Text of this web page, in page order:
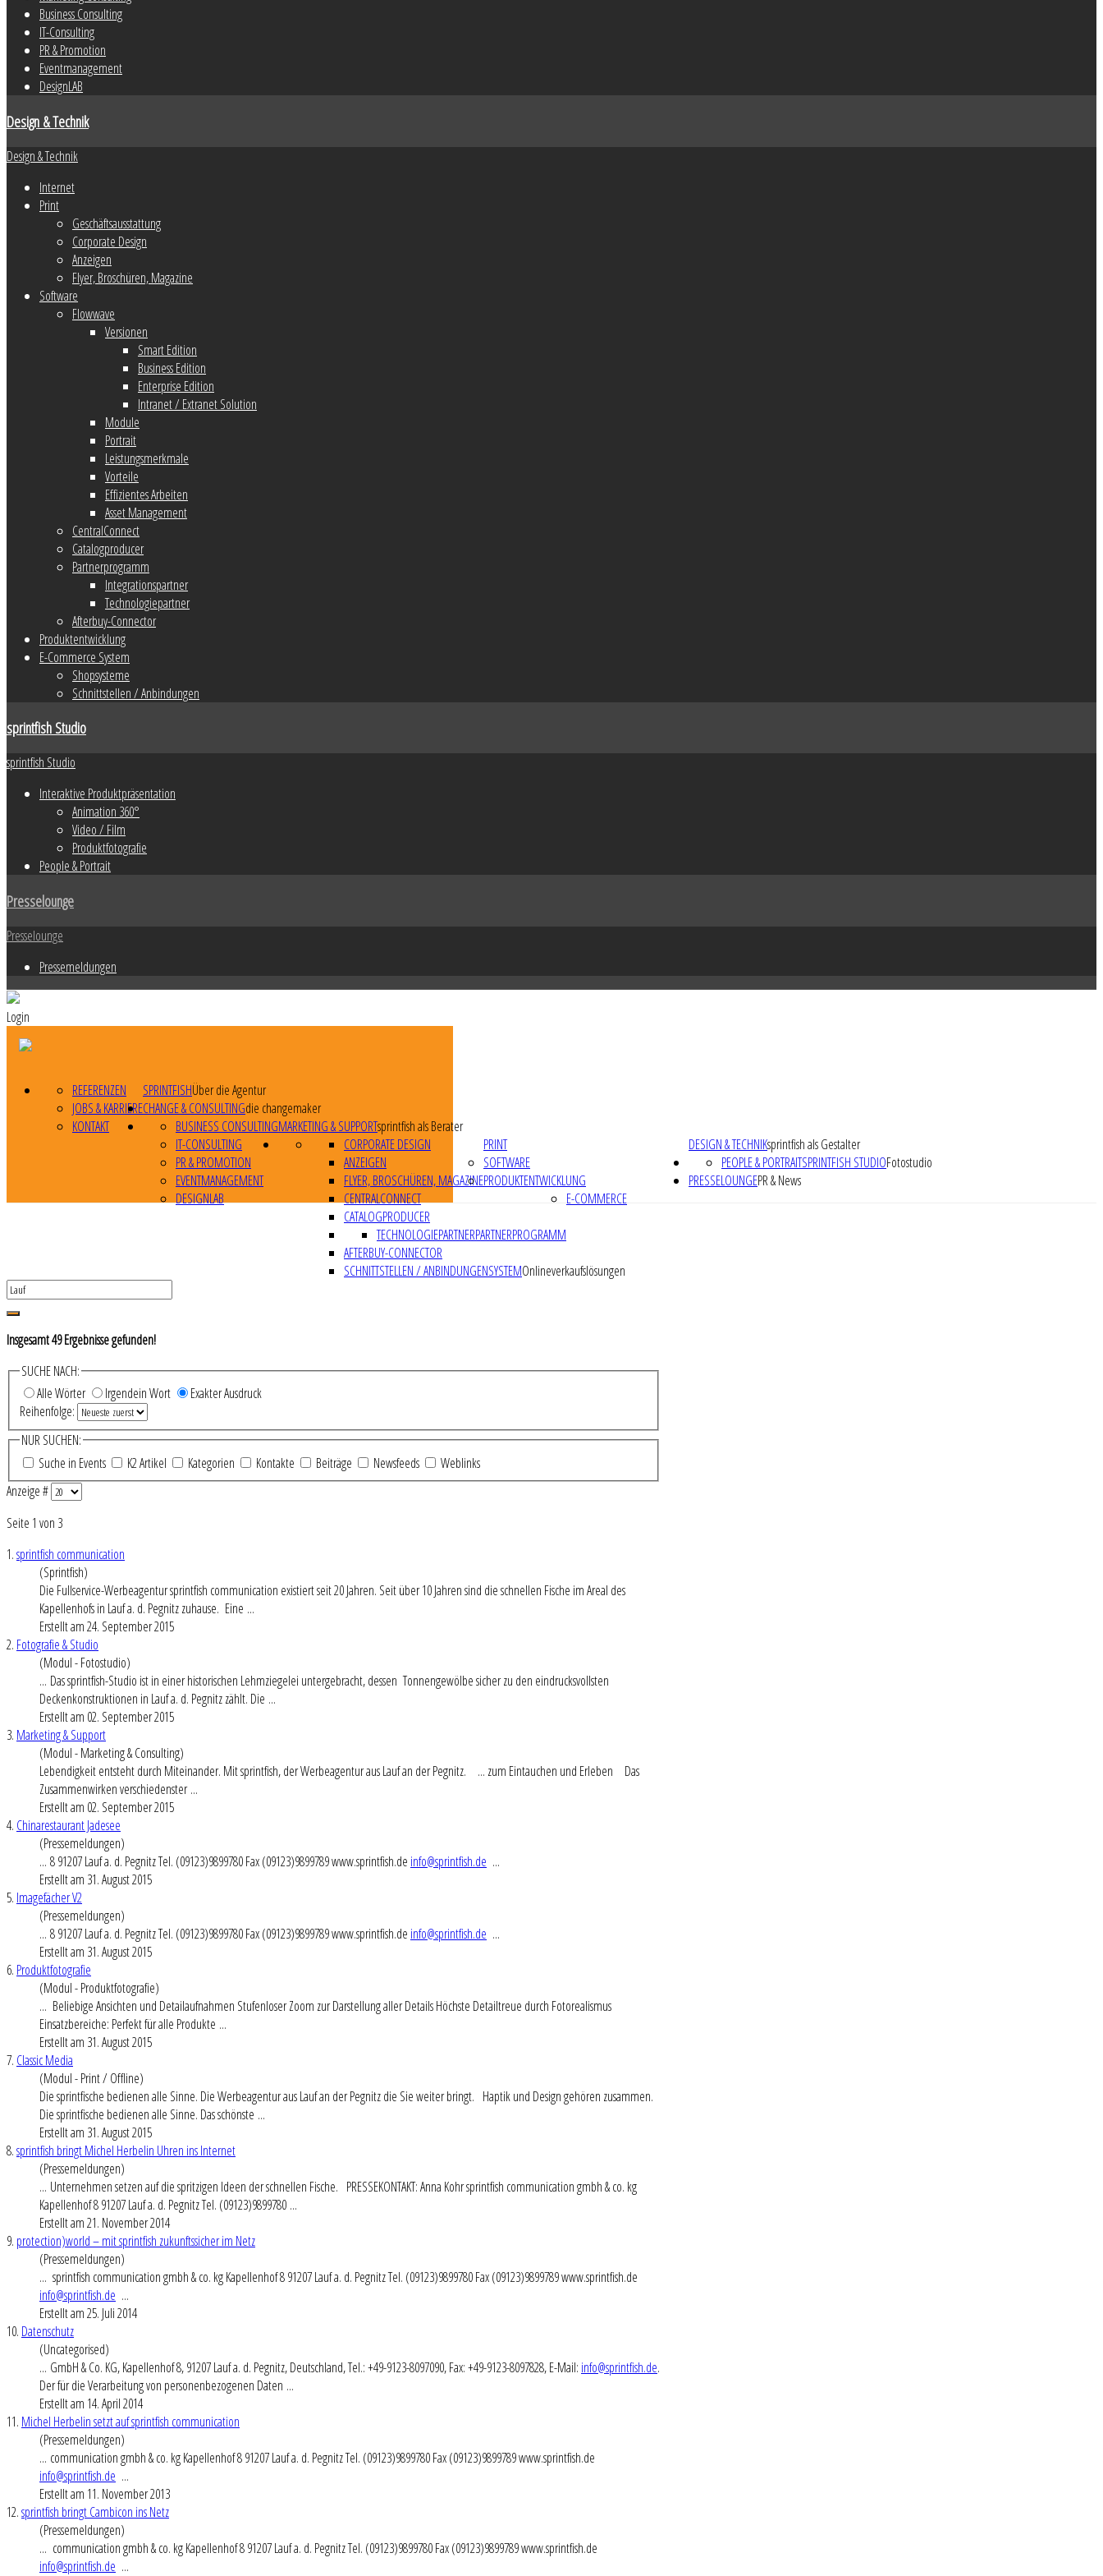
Business Consulting
IT-Consulting
PR & Promotion
Eventmanagement
DesignLAB
Design & Technik
Design & Technik
Internet
Print
Geschäftsausstattung
Corporate Design
Anzeigen
Flyer, Broschüren, Magazine
Software
Flowwave
Versionen
Smart Edition
Business Edition
Enterprise Edition
Intranet / Extranet Solution
Module
Portrait
Leistungsmerkmale
Vorteile
Effizientes Arbeiten
Asset Management
CentralConnect
Catalogproducer
Partnerprogramm
Integrationspartner
Technologiepartner
Afterbuy-Connector
Produktentwicklung
E-Commerce System
Shopsysteme
Schnittstellen / Anbindungen
sprintfish Studio
sprintfish Studio
Interaktive Produktpräsentation
Animation 360°
Video / Film
Produktfotografie
People & Portrait
Presselounge
Presselounge
Pressemeldungen
Login
SPRINTFISHÜber die Agentur
REFERENZEN
JOBS & KARRIERE
KONTAKT
CHANGE & CONSULTINGdie changemaker
MARKETING & SUPPORTsprintfish als Berater
BUSINESS CONSULTING
IT-CONSULTING
PR & PROMOTION
EVENTMANAGEMENT
DESIGNLAB
DESIGN & TECHNIKsprintfish als Gestalter
PRINT
CORPORATE DESIGN
ANZEIGEN
FLYER, BROSCHÜREN, MAGAZINE
SOFTWARE
CENTRALCONNECT
CATALOGPRODUCER
PARTNERPROGRAMM
TECHNOLOGIEPARTNER
AFTERBUY-CONNECTOR
PRODUKTENTWICKLUNG
E-COMMERCE
SYSTEMOnlineverkaufslösungen
SCHNITTSTELLEN / ANBINDUNGEN
SPRINTFISH STUDIOFotostudio
PEOPLE & PORTRAIT
PRESSELOUNGEPR & News
Insgesamt49Ergebnisse gefunden!
SUCHE NACH:
Alle Wörter
Irgendein Wort
Exakter Ausdruck
Reihenfolge:
NUR SUCHEN:
Suche in Events
K2 Artikel Kategorien Kontakte Beiträge Newsfeeds
Weblinks
Anzeige #
Seite 1 von 3
1.sprintfish communication
(Sprintfish)
Die Fullservice-Werbeagentur sprintfish communication existiert seit 20 Jahren. Seit über 10 Jahren sind die schnellen Fische im Areal des
Kapellenhofs in Laufa. d. Pegnitz zuhause. Eine ...
Erstellt am 24. September 2015
2. Fotografie & Studio
(Modul - Fotostudio)
... Das sprintfish-Studio ist in einer historischen Lehmziegelei untergebracht, dessen Tonnengewölbe sicher zu den eindrucksvollsten
Deckenkonstruktionen in Laufa. d. Pegnitz zählt. Die ...
Erstellt am 02. September 2015
3. Marketing & Support
(Modul - Marketing & Consulting)
Lebendigkeit entsteht durch Miteinander. Mit sprintfish, der Werbeagentur ausLaufan der Pegnitz. ... zum Eintauchen und Erleben Das
Zusammenwirken verschiedenster ...
Erstellt am 02. September 2015
4. Chinarestaurant Jadesee
(Pressemeldungen)
... 8 91207Laufa. d. Pegnitz Tel. (09123)9899780 Fax (09123)9899789 www.sprintfish.de info@sprintfish.de ...
Erstellt am 31. August 2015
5. Imagefächer V2
(Pressemeldungen)
... 8 91207Laufa. d. Pegnitz Tel. (09123)9899780 Fax (09123)9899789 www.sprintfish.de info@sprintfish.de ...
Erstellt am 31. August 2015
6. Produktfotografie
(Modul - Produktfotografie)
... Beliebige Ansichten und Detailaufnahmen Stufenloser Zoom zur Darstellung aller Details Höchste Detailtreue durch Fotorealismus
Einsatzbereiche: Perfekt für alle Produkte ...
Erstellt am 31. August 2015
7. Classic Media
(Modul - Print / Offline)
Die sprintfische bedienen alle Sinne. Die Werbeagentur ausLaufan der Pegnitz die Sie weiter bringt. Haptik und Design gehören zusammen.
Die sprintfische bedienen alle Sinne. Das schönste ...
Erstellt am 31. August 2015
8.sprintfish bringt Michel Herbelin Uhren ins Internet
(Pressemeldungen)
... Unternehmen setzen auf die spritzigen Ideen der schnellen Fische. PRESSEKONTAKT: Anna Kohr sprintfish communication gmbh & co. kg
Kapellenhof 8 91207Laufa. d. Pegnitz Tel. (09123)9899780 ...
Erstellt am 21. November 2014
9. protection)world – mit sprintfish zukunftssicher im Netz
(Pressemeldungen)
... sprintfish communication gmbh & co. kg Kapellenhof 8 91207Laufa. d. Pegnitz Tel. (09123)9899780 Fax (09123)9899789 www.sprintfish.de
info@sprintfish.de ...
Erstellt am 25. Juli 2014
10. Datenschutz
(Uncategorised)
... GmbH & Co. KG, Kapellenhof 8, 91207Laufa. d. Pegnitz, Deutschland, Tel.: +49-9123-8097090, Fax: +49-9123-8097828, E-Mail: info@sprintfish.de.
Der für die Verarbeitung von personenbezogenen Daten ...
Erstellt am 14. April 2014
11. Michel Herbelin setzt auf sprintfish communication
(Pressemeldungen)
... communication gmbh & co. kg Kapellenhof 8 91207Laufa. d. Pegnitz Tel. (09123)9899780 Fax (09123)9899789 www.sprintfish.de
info@sprintfish.de ...
Erstellt am 11. November 2013
12.sprintfish bringt Cambicon ins Netz
(Pressemeldungen)
... communication gmbh & co. kg Kapellenhof 8 91207Laufa. d. Pegnitz Tel. (09123)9899780 Fax (09123)9899789 www.sprintfish.de
info@sprintfish.de ...